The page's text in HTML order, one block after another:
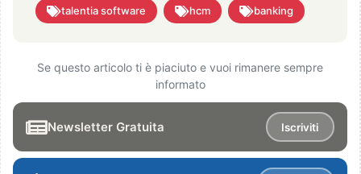
talentia software hcm banking
Se questo articolo ti è piaciuto e vuoi rimanere sempre
informato
Newsletter Gratuita Iscriviti